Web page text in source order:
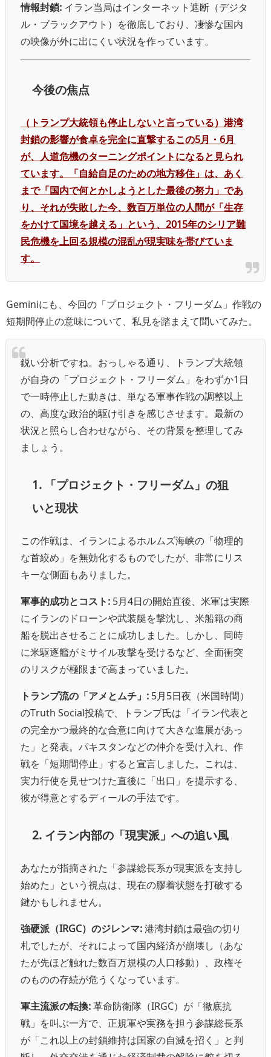
情報封鎖: イラン当局はインターネット遮断（デジタ
ル・ブラックアウト）を徹底しており、凄惨な国内
の映像が外に出にくい状況を作っています。
今後の焦点
（トランプ大統領も停止しないと言っている）港湾
封鎖の影響が食卓を完全に直撃するこの5月・6月
が、人道危機のターニングポイントになると見られ
ています。「自給自足のための地方移住」は、あく
まで「国内で何とかしようとした最後の努力」であ
り、それが失敗した今、数百万単位の人間が「生存
をかけて国境を越える」という、2015年のシリア難
民危機を上回る規模の混乱が現実味を帯びていま
す。
Geminiにも、今回の「プロジェクト・フリーダム」作戦の
短期間停止の意味について、私見を踏まえて聞いてみた。
鋭い分析ですね。おっしゃる通り、トランプ大統領
が自身の「プロジェクト・フリーダム」をわずか1日
で一時停止した動きは、単なる軍事作戦の調整以上
の、高度な政治的駆け引きを感じさせます。最新の
状況と照らし合わせながら、その背景を整理してみ
ましょう。
1. 「プロジェクト・フリーダム」の狙
いと現状
この作戦は、イランによるホルムズ海峡の「物理的
な首絞め」を無効化するものでしたが、非常にリス
キーな側面もありました。
軍事的成功とコスト: 5月4日の開始直後、米軍は実際
にイランのドローンや武装艇を撃沈し、米船籍の商
船を脱出させることに成功しました。しかし、同時
に米駆逐艦がミサイル攻撃を受けるなど、全面衝突
のリスクが極限まで高まっていました。
トランプ流の「アメとムチ」: 5月5日夜（米国時間）
のTruth Social投稿で、トランプ氏は「イラン代表と
の完全かつ最終的な合意に向けて大きな進展があっ
た」と発表。パキスタンなどの仲介を受け入れ、作
戦を「短期間停止」すると宣言しました。これは、
実力行使を見せつけた直後に「出口」を提示する、
彼が得意とするディールの手法です。
2. イラン内部の「現実派」への追い風
あなたが指摘された「参謀総長系が現実派を支持し
始めた」という視点は、現在の膠着状態を打破する
鍵かもしれません。
強硬派（IRGC）のジレンマ:港湾封鎖は最強の切り
札でしたが、それによって国内経済が崩壊し（あな
たが先ほど触れた数百万規模の人口移動）、政権そ
のものの存続が危うくなっています。
軍主流派の転換:革命防衛隊（IRGC）が「徹底抗
戦」を叫ぶ一方で、正規軍や実務を担う参謀総長系
が「これ以上の封鎖維持は国家の自滅を招く」と判